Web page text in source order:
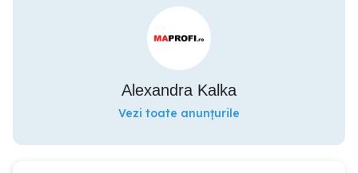
Alexandra Kalka
Vezi toate anunțurile